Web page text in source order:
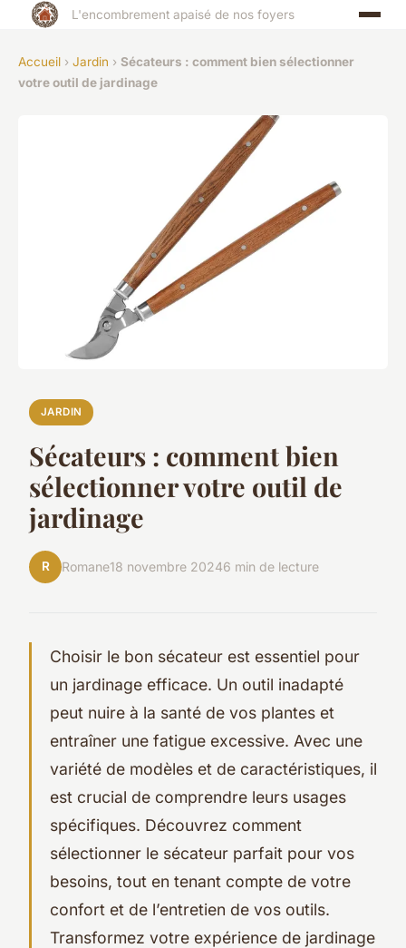
L'encombrement apaisé de nos foyers
Accueil › Jardin › Sécateurs : comment bien sélectionner
votre outil de jardinage
JARDIN
Sécateurs : comment bien
sélectionner votre outil de
jardinage
R Romane18 novembre 20246 min de lecture
Choisir le bon sécateur est essentiel pour
un jardinage efficace. Un outil inadapté
peut nuire à la santé de vos plantes et
entraîner une fatigue excessive. Avec une
variété de modèles et de caractéristiques, il
est crucial de comprendre leurs usages
spécifiques. Découvrez comment
sélectionner le sécateur parfait pour vos
besoins, tout en tenant compte de votre
confort et de l’entretien de vos outils.
Transformez votre expérience de jardinage